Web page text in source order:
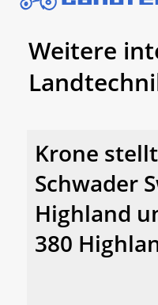
Weitere
Krone
Schwader
Highland
380